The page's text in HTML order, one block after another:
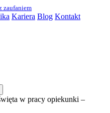
zaufaniem
Kariera Blog Kontakt
w pracy opiekunki –